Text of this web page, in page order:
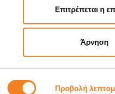
Προβολή
Επιτρέπεται η
Άρνηση